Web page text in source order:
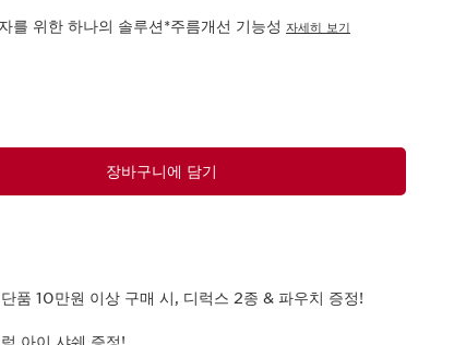
를 위한 하나의 솔루션*주름개선 기능성 자세히 보기
장바구니에 담기
품 10만원 이상 구매 시, 디럭스 2종 & 파우치 증정!